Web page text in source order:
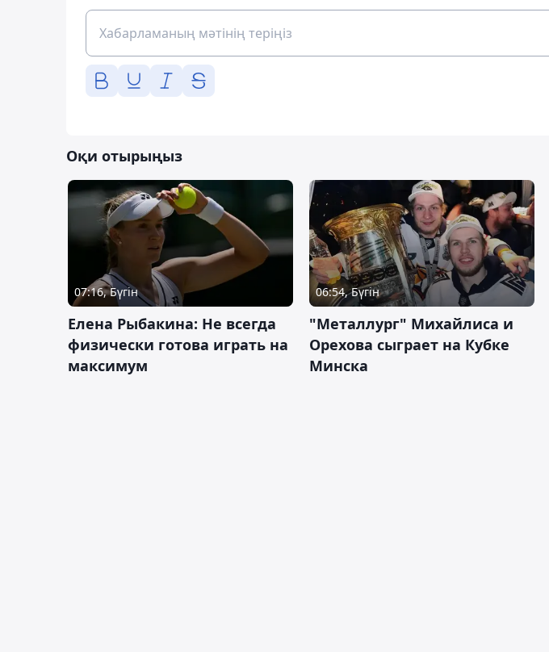
Оқи отырыңыз
07:16, Бүгін
Елена Рыбакина: Не всегда
физически готова играть на
максимум
06:54, Бүгін
"Металлург" Михайлиса и
Орехова сыграет на Кубке
Минска